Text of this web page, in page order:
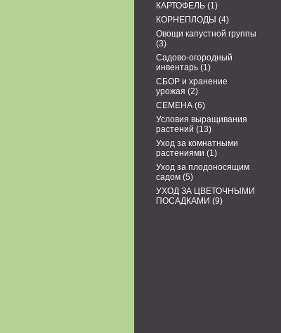
КАРТОФЕЛЬ (1)
КОРНЕПЛОДЫ (4)
Овощи капустной группы
(3)
Садово-огородный
инвентарь (1)
СБОР и хранение
урожая (2)
СЕМЕНА (6)
Условия выращивания
растений (13)
Уход за комнатными
растениями (1)
Уход за плодоносящим
садом (5)
УХОД ЗА ЦВЕТОЧНЫМИ
ПОСАДКАМИ (9)